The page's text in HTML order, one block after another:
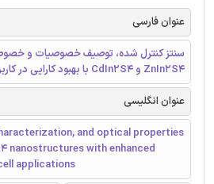
عنوان فارسی
سنتز کنترل شده، توصیف خصوصیات و
ZnIn2S4 و CdIn2S4 با بهبود کارایی در کاربردهای سلول خورشیدی
عنوان انگلیسی
and optical properties
nanostructures with enhanced
applications